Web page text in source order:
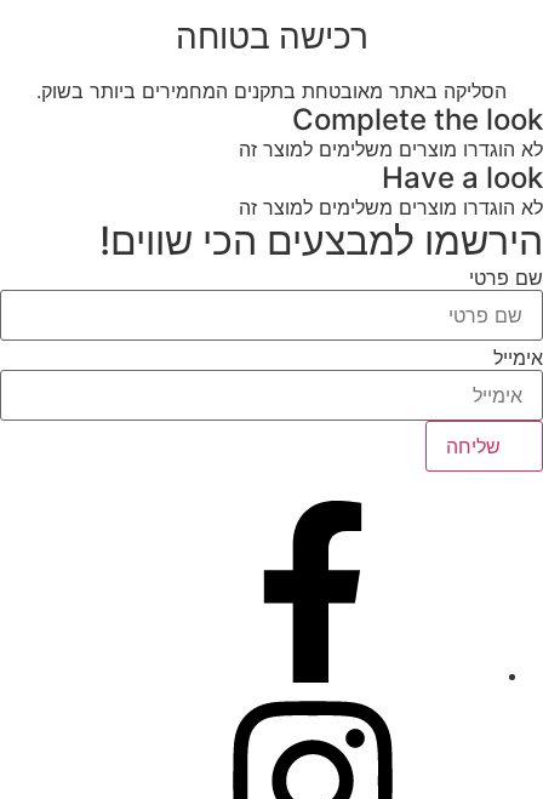
רכישה בטוחה
הסליקה באתר מאובטחת בתקנים המחמירים ביותר בשוק.
Complete the look
לא הוגדרו מוצרים משלימים למוצר זה
Have a look
לא הוגדרו מוצרים משלימים למוצר זה
הירשמו למבצעים הכי שווים!
שם פרטי
אימייל
שליחה